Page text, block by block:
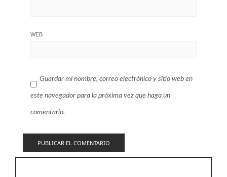
WEB
Guardar mi nombre, correo electrónico y sitio web en
este navegador para la próxima vez que haga un
comentario.